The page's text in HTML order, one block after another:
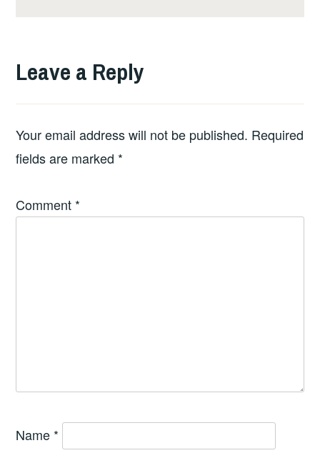
Leave a Reply
Your email address will not be published. Required
fields are marked *
Comment *
Name *